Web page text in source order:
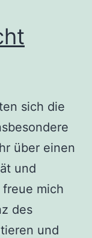
sich die
über einen
und
mich
des
und